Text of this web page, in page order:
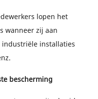
lopen het
wanneer zij aan
installaties
bescherming